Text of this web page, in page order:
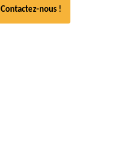
Contactez-nous !